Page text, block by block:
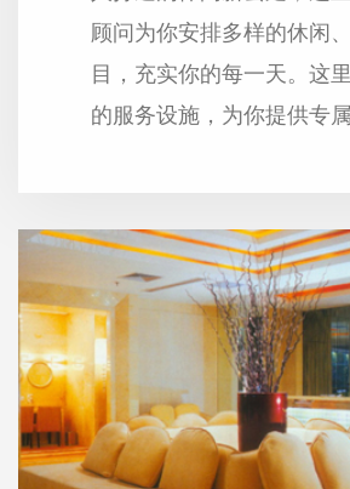
顾问为你安排多样的休闲
目，充实你的每一天。这
的服务设施，为你提供专属